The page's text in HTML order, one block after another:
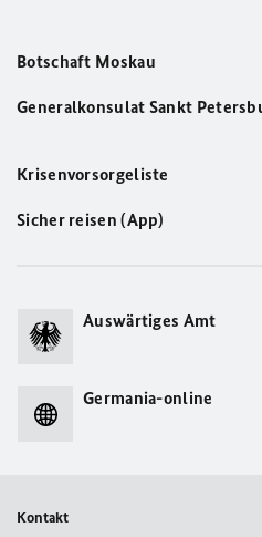
Botschaft Moskau
Generalkonsulat Sankt
Krisenvorsorgeliste
Sicher reisen (App)
Auswärtiges Amt
Germania-online
Kontakt